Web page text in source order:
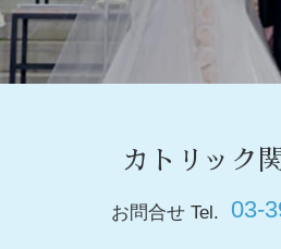
カトリック
お問合せ Tel. 03-